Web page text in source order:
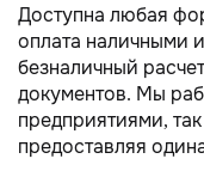
Доступна любая
оплата наличными
безналичный
документов. Мы
предприятиями,
предоставляя